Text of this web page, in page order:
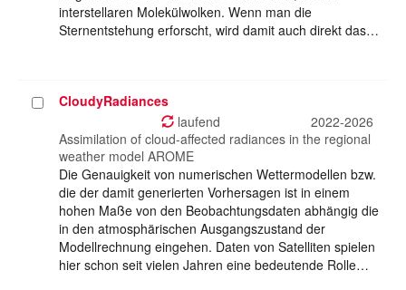
interstellaren Molekülwolken. Wenn man die
Sternentstehung erforscht, wird damit auch direkt das…
ProjektCloudyRadiances
laufend
2022-2026
Assimilation of cloud-affected radiances in the regional
weather model AROME
Die Genauigkeit von numerischen Wettermodellen bzw.
die der damit generierten Vorhersagen ist in einem
hohen Maße von den Beobachtungsdaten abhängig die
in den atmosphärischen Ausgangszustand der
Modellrechnung eingehen. Daten von Satelliten spielen
hier schon seit vielen Jahren eine bedeutende Rolle…